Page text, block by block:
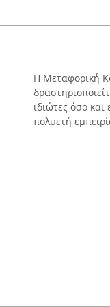
Η Μεταφορική
ιδιώτες όσο και
πολυετή